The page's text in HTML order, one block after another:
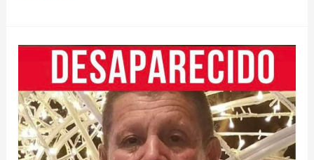
Alerta
desaparición
de
líder
comunal